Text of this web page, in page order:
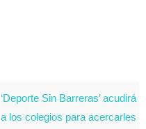
‘Deporte Sin Barreras’ acudirá
a los colegios para acercarles